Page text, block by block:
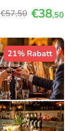
€57,50 €38,50
21% Rabatt